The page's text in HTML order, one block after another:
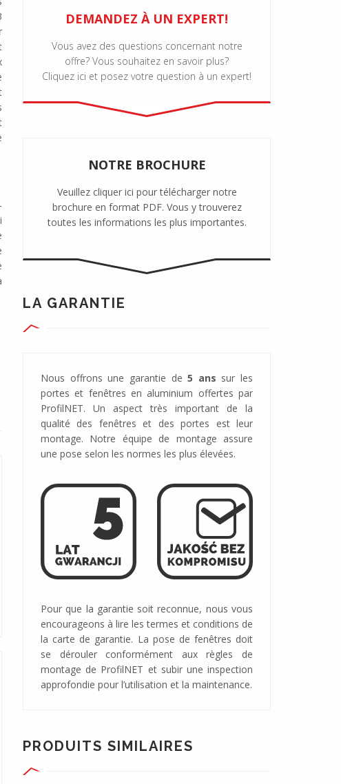
DEMANDEZ À UN EXPERT!
Vous avez des questions concernant notre
offre? Vous souhaitez en savoir plus?
Cliquez ici et posez votre question à un expert!
NOTRE BROCHURE
Veuillez cliquer ici pour télécharger notre
brochure en format PDF. Vous y trouverez
toutes les informations les plus importantes.
LA GARANTIE
Nous offrons une garantie de 5 ans sur les
portes et fenêtres en aluminium offertes par
ProfilNET. Un aspect très important de la
qualité des fenêtres et des portes est leur
montage. Notre équipe de montage assure
une pose selon les normes les plus élevées.
Pour que la garantie soit reconnue, nous vous
encourageons à lire les termes et conditions de
la carte de garantie. La pose de fenêtres doit
se dérouler conformément aux règles de
montage de ProfilNET et subir une inspection
approfondie pour l’utilisation et la maintenance.
PRODUITS SIMILAIRES